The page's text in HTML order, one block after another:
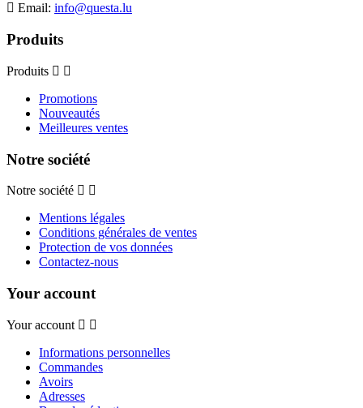
Email: info@questa.lu
Produits
Produits
Promotions
Nouveautés
Meilleures ventes
Notre société
Notre société
Mentions légales
Conditions générales de ventes
Protection de vos données
Contactez-nous
Your account
Your account
Informations personnelles
Commandes
Avoirs
Adresses